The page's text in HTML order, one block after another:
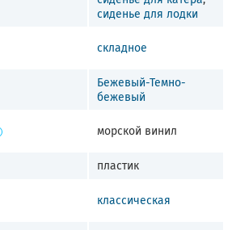
сиденье для лодки
складное
Бежевый-Темно-
бежевый
морской винил
пластик
классическая